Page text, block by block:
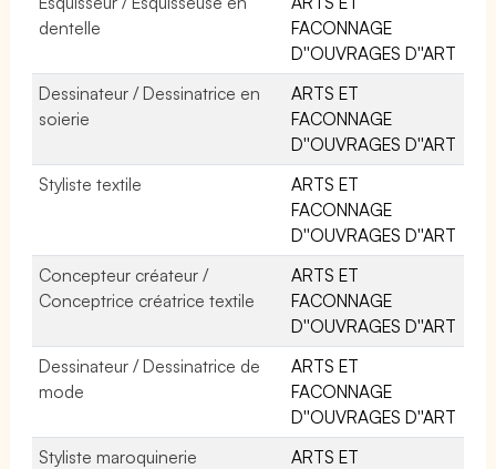
dentelle
FACONNAGE
D''OUVRAGES D''ART
Dessinateur / Dessinatrice en
soierie
ARTS ET
FACONNAGE
D''OUVRAGES D''ART
Styliste textile
ARTS ET
FACONNAGE
D''OUVRAGES D''ART
Concepteur créateur /
Conceptrice créatrice textile
ARTS ET
FACONNAGE
D''OUVRAGES D''ART
Dessinateur / Dessinatrice de
mode
ARTS ET
FACONNAGE
D''OUVRAGES D''ART
Styliste maroquinerie
ARTS ET